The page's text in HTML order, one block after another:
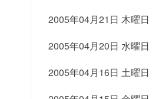
2005年04月21日 木曜日
2005年04月20日 水曜日
2005年04月16日 土曜日